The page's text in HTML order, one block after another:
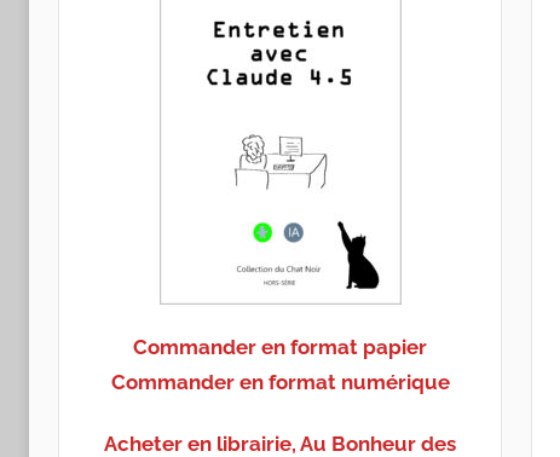
Commander en format papier
Commander en format numérique
Acheter en librairie, Au Bonheur des